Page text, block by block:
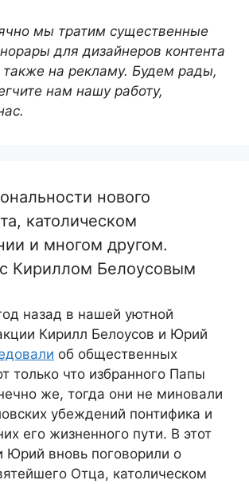
мы тратим существенные
для дизайнеров контента
также на рекламу. Будем рады,
нам нашу работу,
нового
католическом
и многом другом.
Кириллом Белоусовым
назад в нашей уютной
Кирилл Белоусов и Юрий
об общественных
только что избранного Папы
же, тогда они не миновали
убеждений понтифика и
его жизненного пути. В этот
Юрий вновь поговорили о
Отца, католическом